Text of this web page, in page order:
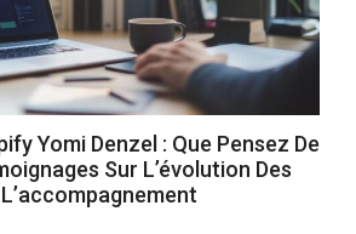
Yomi Denzel : Que Pensez De
Sur L’évolution Des